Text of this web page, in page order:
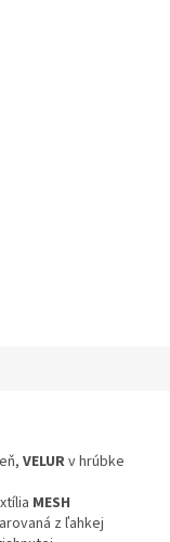
VELURv hrúbke
MESH
z ľahkej